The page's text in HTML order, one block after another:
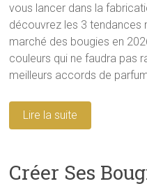
vous lancer dans la
découvrez les 3 tendances
marché des bougies en
couleurs qui ne faudra pas
meilleurs accords de
Lire la suite
Créer Ses